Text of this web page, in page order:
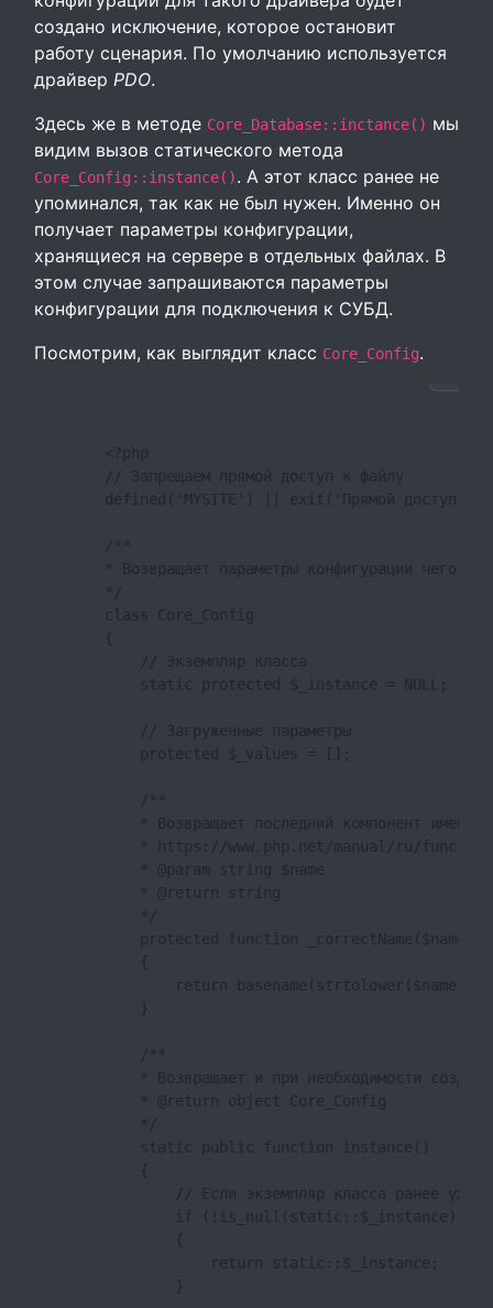
создано исключение, которое остановит
работу сценария. По умолчанию используется
драйвер PDO.
Здесь же в методе Core_Database::inctance() мы
видим вызов статического метода
Core_Config::instance(). А этот класс ранее не
упоминался, так как не был нужен. Именно он
получает параметры конфигурации,
хранящиеся на сервере в отдельных файлах. В
этом случае запрашиваются параметры
конфигурации для подключения к СУБД.
Посмотрим, как выглядит класс Core_Config.
        <?php
        // Запрещаем прямой доступ к файлу
defined('MYSITE') || exit('Прямой доступ к
* Возвращает параметры конфигурации чего-
        class Core_Config
            // Экземпляр класса
            static protected $_instance = NULL;
            // Загруженные параметры
            protected $_values = [];
* Возвращает последний компонент имени
* https://www.php.net/manual/ru/
            * @param string $name
            * @return string
protected function _correctName($name)
                return basename(strtolower($name));
* Возвращает и при необходимости
            * @return object Core_Config
            static public function instance()
// Если экземпляр класса ранее уже
                if (!is_null(static::$_instance))
                    return static::$_instance;